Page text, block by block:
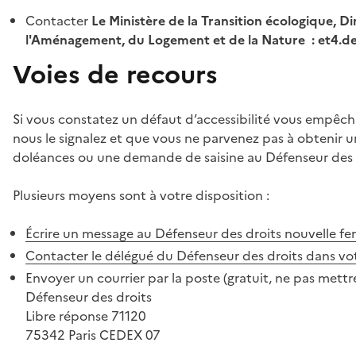
Contacter Le Ministère de la Transition écologique,
l'Aménagement, du Logement et de la Nature :
Voies de recours
Si vous constatez un défaut d’accessibilité vous
nous le signalez et que vous ne parvenez pas à
doléances ou une demande de saisine au Défenseur
Plusieurs moyens sont à votre disposition :
Écrire un message au Défenseur des droits nouvelle
Contacter le délégué du Défenseur des droits dans
Envoyer un courrier par la poste (gratuit, ne pas
Défenseur des droits
Libre réponse 71120
75342 Paris CEDEX 07